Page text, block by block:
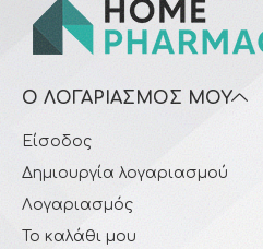
Ο ΛΟΓΑΡΙΑΣΜΌΣ ΜΟΥ
Είσοδος
Δημιουργία λογαριασμού
Λογαριασμός
Το καλάθι μου